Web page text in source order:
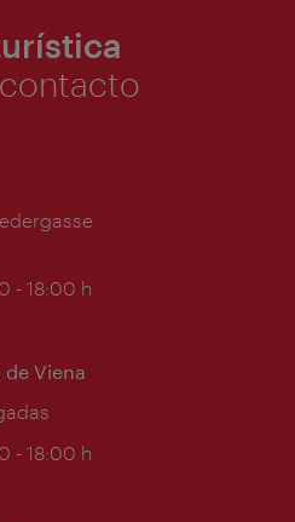
- 18:00 h
Viena
- 18:00 h